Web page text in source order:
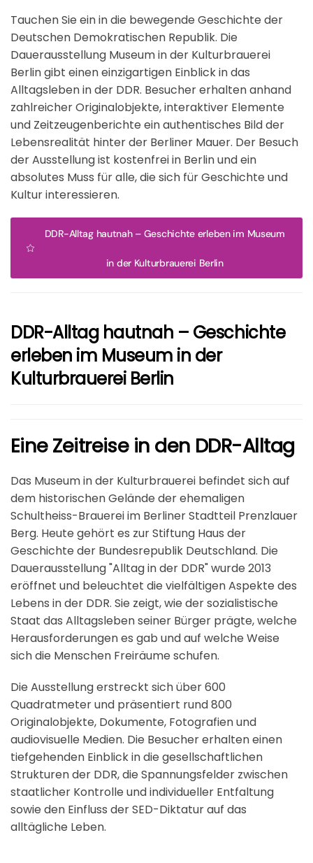
Tauchen Sie ein in die bewegende Geschichte der
Deutschen Demokratischen Republik. Die
Dauerausstellung Museum in der Kulturbrauerei
Berlin gibt einen einzigartigen Einblick in das
Alltagsleben in der DDR. Besucher erhalten anhand
zahlreicher Originalobjekte, interaktiver Elemente
und Zeitzeugenberichte ein authentisches Bild der
Lebensrealität hinter der Berliner Mauer. Der Besuch
der Ausstellung ist kostenfrei in Berlin und ein
absolutes Muss für alle, die sich für Geschichte und
Kultur interessieren.
DDR-Alltag hautnah – Geschichte erleben im Museum
in der Kulturbrauerei Berlin
DDR-Alltag hautnah – Geschichte
erleben im Museum in der
Kulturbrauerei Berlin
Eine Zeitreise in den DDR-Alltag
Das Museum in der Kulturbrauerei befindet sich auf
dem historischen Gelände der ehemaligen
Schultheiss-Brauerei im Berliner Stadtteil Prenzlauer
Berg. Heute gehört es zur Stiftung Haus der
Geschichte der Bundesrepublik Deutschland. Die
Dauerausstellung "Alltag in der DDR" wurde 2013
eröffnet und beleuchtet die vielfältigen Aspekte des
Lebens in der DDR. Sie zeigt, wie der sozialistische
Staat das Alltagsleben seiner Bürger prägte, welche
Herausforderungen es gab und auf welche Weise
sich die Menschen Freiräume schufen.
Die Ausstellung erstreckt sich über 600
Quadratmeter und präsentiert rund 800
Originalobjekte, Dokumente, Fotografien und
audiovisuelle Medien. Die Besucher erhalten einen
tiefgehenden Einblick in die gesellschaftlichen
Strukturen der DDR, die Spannungsfelder zwischen
staatlicher Kontrolle und individueller Entfaltung
sowie den Einfluss der SED-Diktatur auf das
alltägliche Leben.